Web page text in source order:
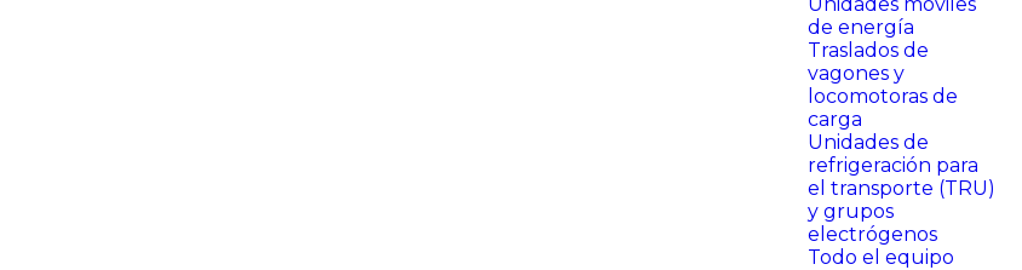
de energía
Traslados de
vagones y
locomotoras de
carga
Unidades de
refrigeración para
el transporte (TRU)
y grupos
electrógenos
Todo el equipo